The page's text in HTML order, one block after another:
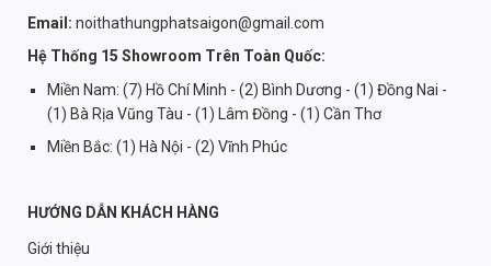
Email: noithathungphatsaigon@gmail.com
Hệ Thống 15 Showroom Trên Toàn Quốc:
Miền Nam: (7) Hồ Chí Minh - (2) Bình Dương - (1) Đồng Nai -
(1) Bà Rịa Vũng Tàu - (1) Lâm Đồng - (1) Cần Thơ
Miền Bắc: (1) Hà Nội - (2) Vĩnh Phúc
HƯỚNG DẪN KHÁCH HÀNG
Giới thiệu